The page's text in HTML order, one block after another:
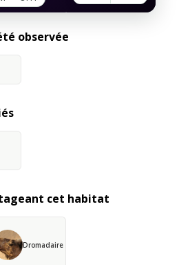
observée
cet habitat
Dromadaire